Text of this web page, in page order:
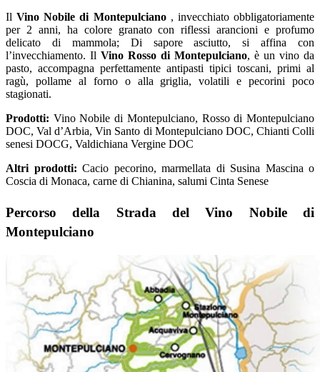
IlVino Nobile di Montepulciano , invecchiato obbligatoriamente
per 2 anni, ha colore granato con riflessi arancioni e profumo
delicato di mammola; Di sapore asciutto, si affina con
l’invecchiamento. Il Vino Rosso di Montepulciano, è un vino da
pasto, accompagna perfettamente antipasti tipici toscani, primi al
ragù, pollame al forno o alla griglia, volatili e pecorini poco
stagionati.
Prodotti: Vino Nobile di Montepulciano, Rosso di Montepulciano
DOC, Val d’Arbia, Vin Santo di Montepulciano DOC, Chianti Colli
senesi DOCG, Valdichiana Vergine DOC
Altri prodotti: Cacio pecorino, marmellata di Susina Mascina o
Coscia di Monaca, carne di Chianina, salumi Cinta Senese
Percorso della Strada del Vino Nobile di
Montepulciano